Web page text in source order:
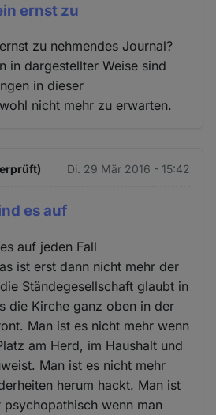
ernst zu
zu nehmendes Journal?
in dargestellter Weise sind
in dieser
nicht mehr zu erwarten.
Di. 29 Mär 2016 - 15:42
es auf
auf jeden Fall
ist erst dann nicht mehr der
Ständegesellschaft glaubt in
die Kirche ganz oben in der
Man ist es nicht mehr wenn
am Herd, im Haushalt und
Man ist es nicht mehr
herum hackt. Man ist
psychopathisch wenn man